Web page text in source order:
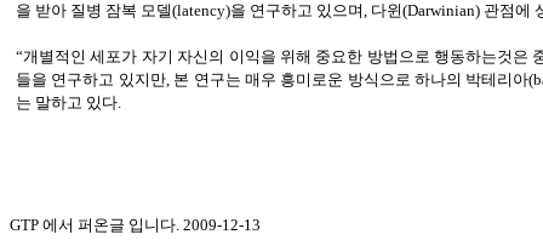
을 받아 질병 잠복 모델(latency)을 연구하고 있으며, 다윈(Darwinian) 관점에
“개별적인 세포가 자기 자신의 이익을 위해 중요한 방법으로 행동하는것은
들을 연구하고 있지만, 본 연구는 매우 흥미로운 방식으로 하나의 박테리아
는 말하고 있다.
GTP 에서 퍼온글 입니다. 2009-12-13